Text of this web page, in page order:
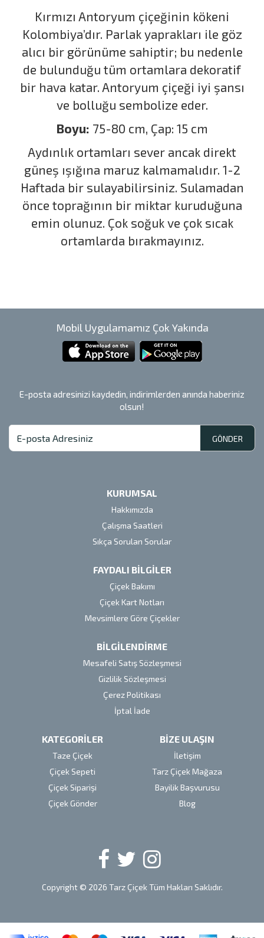
Kırmızı Antoryum çiçeğinin kökeni
Kolombiya’dır. Parlak yaprakları ile göz
alıcı bir görünüme sahiptir; bu nedenle
de bulunduğu tüm ortamlara dekoratif
bir hava katar. Antoryum çiçeği iyi şansı
ve bolluğu sembolize eder.
Boyu: 75-80 cm, Çap: 15 cm
Aydınlık ortamları sever ancak direkt
güneş ışığına maruz kalmamalıdır. 1-2
Haftada bir sulayabilirsiniz. Sulamadan
önce toprağının bir miktar kuruduğuna
emin olunuz. Çok soğuk ve çok sıcak
ortamlarda bırakmayınız.
Mobil Uygulamamız Çok Yakında
E-posta adresinizi kaydedin, indirimlerden anında haberiniz
olsun!
GÖNDER
KURUMSAL
Hakkımızda
Çalışma Saatleri
Sıkça Sorulan Sorular
FAYDALI BİLGİLER
Çiçek Bakımı
Çiçek Kart Notları
Mevsimlere Göre Çiçekler
BİLGİLENDİRME
Mesafeli Satış Sözleşmesi
Gizlilik Sözleşmesi
Çerez Politikası
İptal İade
KATEGORİLER
Taze Çiçek
Çiçek Sepeti
Çiçek Siparişi
Çiçek Gönder
BİZE ULAŞIN
İletişim
Tarz Çiçek Mağaza
Bayilik Başvurusu
Blog
Copyright © 2026 Tarz Çiçek Tüm Hakları Saklıdır.